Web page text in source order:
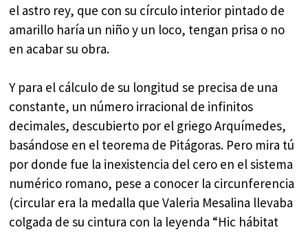
el astro rey, que con su círculo interior pintado de
amarillo haría un niño y un loco, tengan prisa o no
en acabar su obra.
Y para el cálculo de su longitud se precisa de una
constante, un número irracional de infinitos
decimales, descubierto por el griego Arquímedes,
basándose en el teorema de Pitágoras. Pero mira tú
por donde fue la inexistencia del cero en el sistema
numérico romano, pese a conocer la circunferencia
(circular era la medalla que Valeria Mesalina llevaba
colgada de su cintura con la leyenda “Hic hábitat